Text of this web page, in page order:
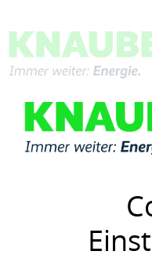
Menü
Übersicht